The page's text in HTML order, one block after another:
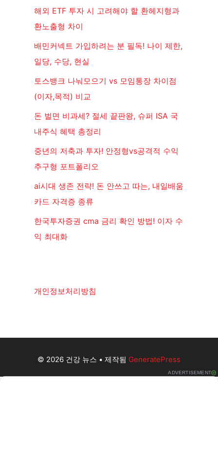
해외 ETF 투자 시 고려해야 할 환헤지형과
환노출형 차이
배민커넥트 가입하려는 분 필독! 나이 제한,
일당, 수당, 현실
토스뱅크 나눠모으기 vs 모임통장 차이점
(이자,목적) 비교
돈 벌면 비과세? 절세 끝판왕, 슈퍼 ISA 국
내주식 혜택 총정리
중년의 저축과 투자! 안정형vs공격적 수익
추구형 포트폴리오
ai시대 생존 전략! 돈 안쓰고 따는, 내일배움
카드 자격증 종류
한국투자증권 cma 금리 확인 방법! 이자 수
익 최대화
개인정보처리방침
© 2026 건강 뉴스 • 제작됨 GeneratePress
ADVERTISEMENT